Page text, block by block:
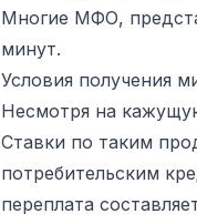
Многие МФО,
минут.
Условия получения
Несмотря на
Ставки по таким
потребительским
переплата